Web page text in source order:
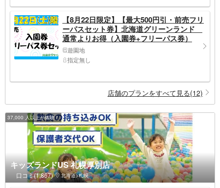
【8月22日限定】【最大500円引・前売フリ
ーパスセット券】北海道グリーンランド
通常よりお得（入園券+フリーパス券）
遊園地
指定無し
店舗のプランをすべて見る(12)
37,000 人以上が体験！
キッズランドUS 札幌厚別店
口コミ(1,867) 北海道>札幌